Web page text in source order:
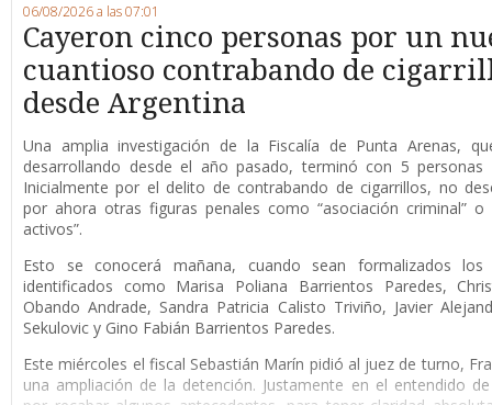
06/08/2026 a las 07:01
Cayeron cinco personas por un
cuantioso contrabando de
desde Argentina
Una amplia investigación de la Fiscalía de Punta Arenas,
desarrollando desde el año pasado, terminó con 5 personas
Inicialmente por el delito de contrabando de cigarrillos, no
por ahora otras figuras penales como “asociación criminal” o
activos”.
Esto se conocerá mañana, cuando sean formalizados los
identificados como Marisa Poliana Barrientos Paredes,
Obando Andrade, Sandra Patricia Calisto Triviño, Javier
Sekulovic y Gino Fabián Barrientos Paredes.
Este miércoles el fiscal Sebastián Marín pidió al juez de turno,
una ampliación de la detención. Justamente en el entendido